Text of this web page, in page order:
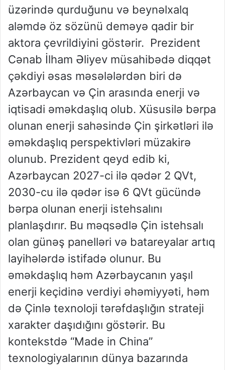
üzərində qurduğunu və beynəlxalq
aləmdə öz sözünü deməyə qadir bir
aktora çevrildiyini göstərir. Prezident
Cənab İlham Əliyev müsahibədə diqqət
çəkdiyi əsas məsələlərdən biri də
Azərbaycan və Çin arasında enerji və
iqtisadi əməkdaşlıq olub. Xüsusilə bərpa
olunan enerji sahəsində Çin şirkətləri ilə
əməkdaşlıq perspektivləri müzakirə
olunub. Prezident qeyd edib ki,
Azərbaycan 2027-ci ilə qədər 2 QVt,
2030-cu ilə qədər isə 6 QVt gücündə
bərpa olunan enerji istehsalını
planlaşdırır. Bu məqsədlə Çin istehsalı
olan günəş panelləri və batareyalar artıq
layihələrdə istifadə olunur. Bu
əməkdaşlıq həm Azərbaycanın yaşıl
enerji keçidinə verdiyi əhəmiyyəti, həm
də Çinlə texnoloji tərəfdaşlığın strateji
xarakter daşıdığını göstərir. Bu
kontekstdə “Made in China”
texnologiyalarının dünya bazarında